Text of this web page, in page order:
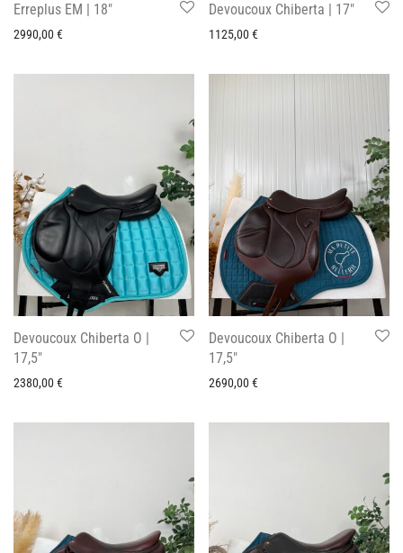
Erreplus EM | 18″
2990,00€
Devoucoux Chiberta | 17″
1125,00€
Devoucoux Chiberta O |
17,5″
2380,00€
Devoucoux Chiberta O |
17,5″
2690,00€